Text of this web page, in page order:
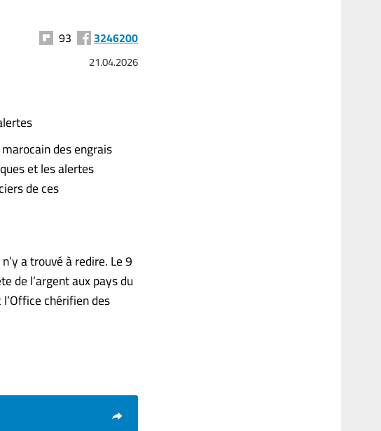
93 3246200
21.04.2026
marocain des engrais
et les alertes
de ces
a trouvé à redire. Le 9
de l’argent aux pays du
chérifien des